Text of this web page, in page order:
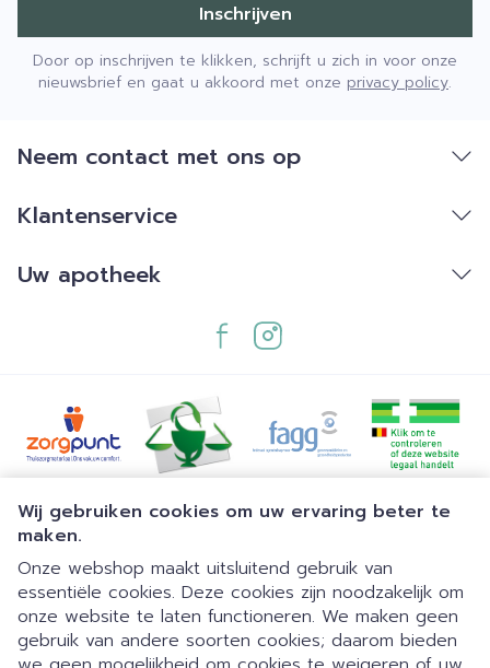
Wij gebruiken cookies om uw ervaring beter te
maken.
Onze webshop maakt uitsluitend gebruik van
essentiële cookies. Deze cookies zijn noodzakelijk om
onze website te laten functioneren. We maken geen
gebruik van andere soorten cookies; daarom bieden
Inschrijven
Door op inschrijven te klikken, schrijft u zich in voor onze
nieuwsbrief en gaat u akkoord met onze privacy policy.
Neem contact met ons op
Klantenservice
Uw apotheek
Juridische links